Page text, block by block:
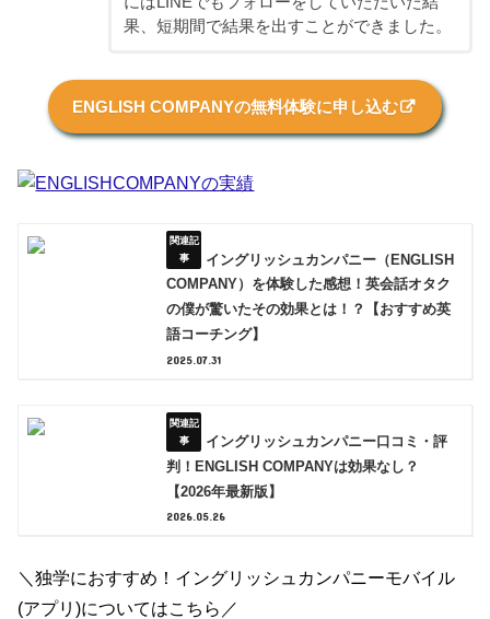
果、短期間で結果を出すことができました。
ENGLISH COMPANYの無料体験に申し込む
イングリッシュカンパニー（ENGLISH
COMPANY）を体験した感想！英会話オタク
の僕が驚いたその効果とは！？【おすすめ英
語コーチング】
2025.07.31
イングリッシュカンパニー口コミ・評
判！ENGLISH COMPANYは効果なし？
【2026年最新版】
2026.05.26
＼独学におすすめ！イングリッシュカンパニーモバイル
(アプリ)についてはこちら／